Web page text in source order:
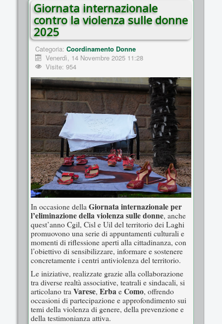
Giornata internazionale
contro la violenza sulle donne
2025
Categoria: Coordinamento Donne
Venerdì, 14 Novembre 2025 11:28
Visite: 954
In occasione della Giornata internazionale per
l’eliminazione della violenza sulle donne, anche
quest’anno Cgil, Cisl e Uil del territorio dei Laghi
promuovono una serie di appuntamenti culturali e
momenti di riflessione aperti alla cittadinanza, con
l’obiettivo di sensibilizzare, informare e sostenere
concretamente i centri antiviolenza del territorio.
Le iniziative, realizzate grazie alla collaborazione
tra diverse realtà associative, teatrali e sindacali, si
articolano tra Varese, Erba e Como, offrendo
occasioni di partecipazione e approfondimento sui
temi della violenza di genere, della prevenzione e
della testimonianza attiva.